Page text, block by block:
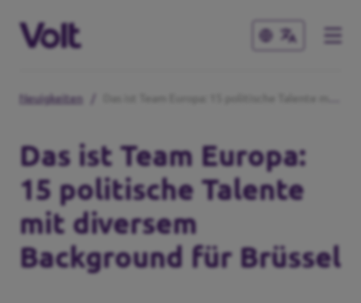
Schließen
Lokale Teams
Volt in Deutschland
Website
Schließen
Programm
Über Volt
Neuigkeiten
Das ist Team Europa:
15 politische Talente
mit diversem
Background für Brüssel